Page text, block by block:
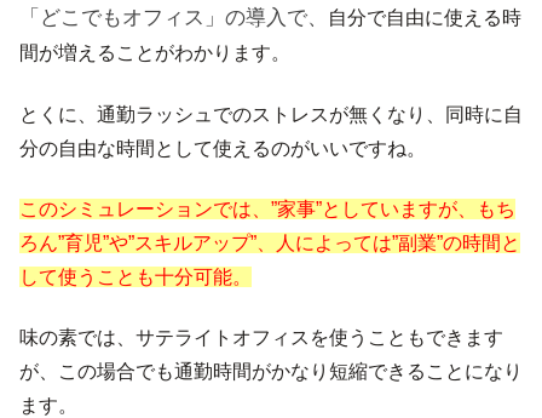
「どこでもオフィス」 の導入で、
自分で自由に使える時
間が増えることがわかります。
とくに、通勤ラッシュでのストレスが無くなり、同時に自
分の自由な時間として使えるのがいいですね。
このシミュレーションでは、”家事”としていますが、もち
ろん”育児”や”スキルアップ”、人によっては”副業”の時間と
して使うことも十分可能。
味の素では、サテライトオフィスを使うこともできます
が、この場合でも通勤時間がかなり短縮できることになり
ます。